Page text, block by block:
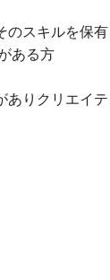
のスキルを保
ある方
ありクリエイ